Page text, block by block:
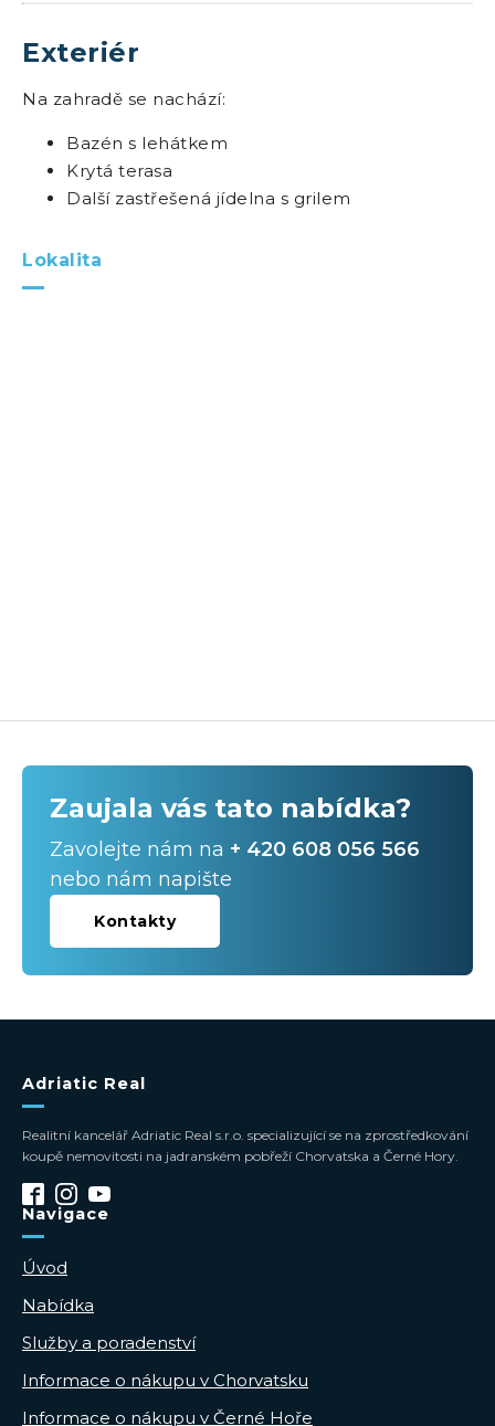
Exteriér
Na zahradě se nachází:
Bazén s lehátkem
Krytá terasa
Další zastřešená jídelna s grilem
Lokalita
Zaujala vás tato nabídka?
Zavolejte nám na + 420 608 056 566
nebo nám napište
Kontakty
Adriatic Real
Realitní kancelář Adriatic Real s.r.o. specializující se na zprostředkování
koupě nemovitosti na jadranském pobřeží Chorvatska a Černé Hory.
Navigace
Úvod
Nabídka
Služby a poradenství
Informace o nákupu v Chorvatsku
Informace o nákupu v Černé Hoře